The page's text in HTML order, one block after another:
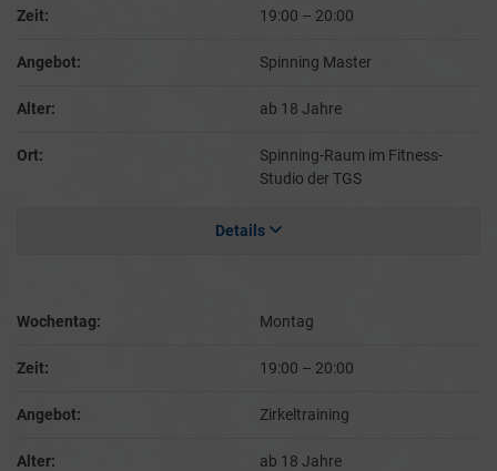
Zeit: 19:00 – 20:00
Angebot: Spinning Master
Alter: ab 18 Jahre
Ort:
Spinning-Raum im Fitness-
Studio der TGS
Details
Wochentag: Montag
Zeit: 19:00 – 20:00
Angebot: Zirkeltraining
Alter: ab 18 Jahre